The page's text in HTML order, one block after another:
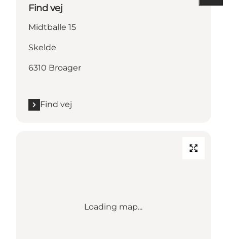
Find vej
Midtballe 15
Skelde
6310 Broager
Find vej
Loading map...